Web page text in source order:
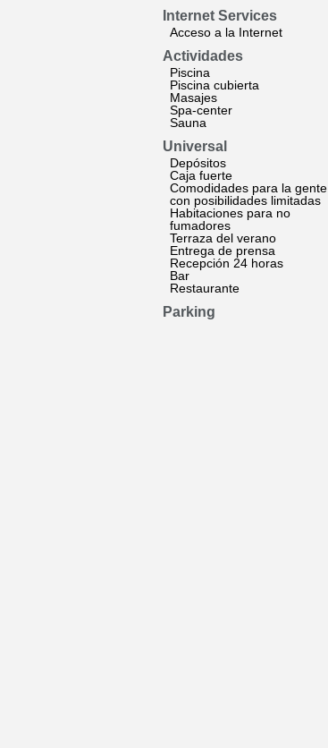
Internet Services
Acceso a la Internet
Actividades
Piscina
Piscina cubierta
Masajes
Spa-center
Sauna
Universal
Depósitos
Caja fuerte
Comodidades para la gente
con posibilidades limitadas
Habitaciones para no
fumadores
Terraza del verano
Entrega de prensa
Recepción 24 horas
Bar
Restaurante
Parking